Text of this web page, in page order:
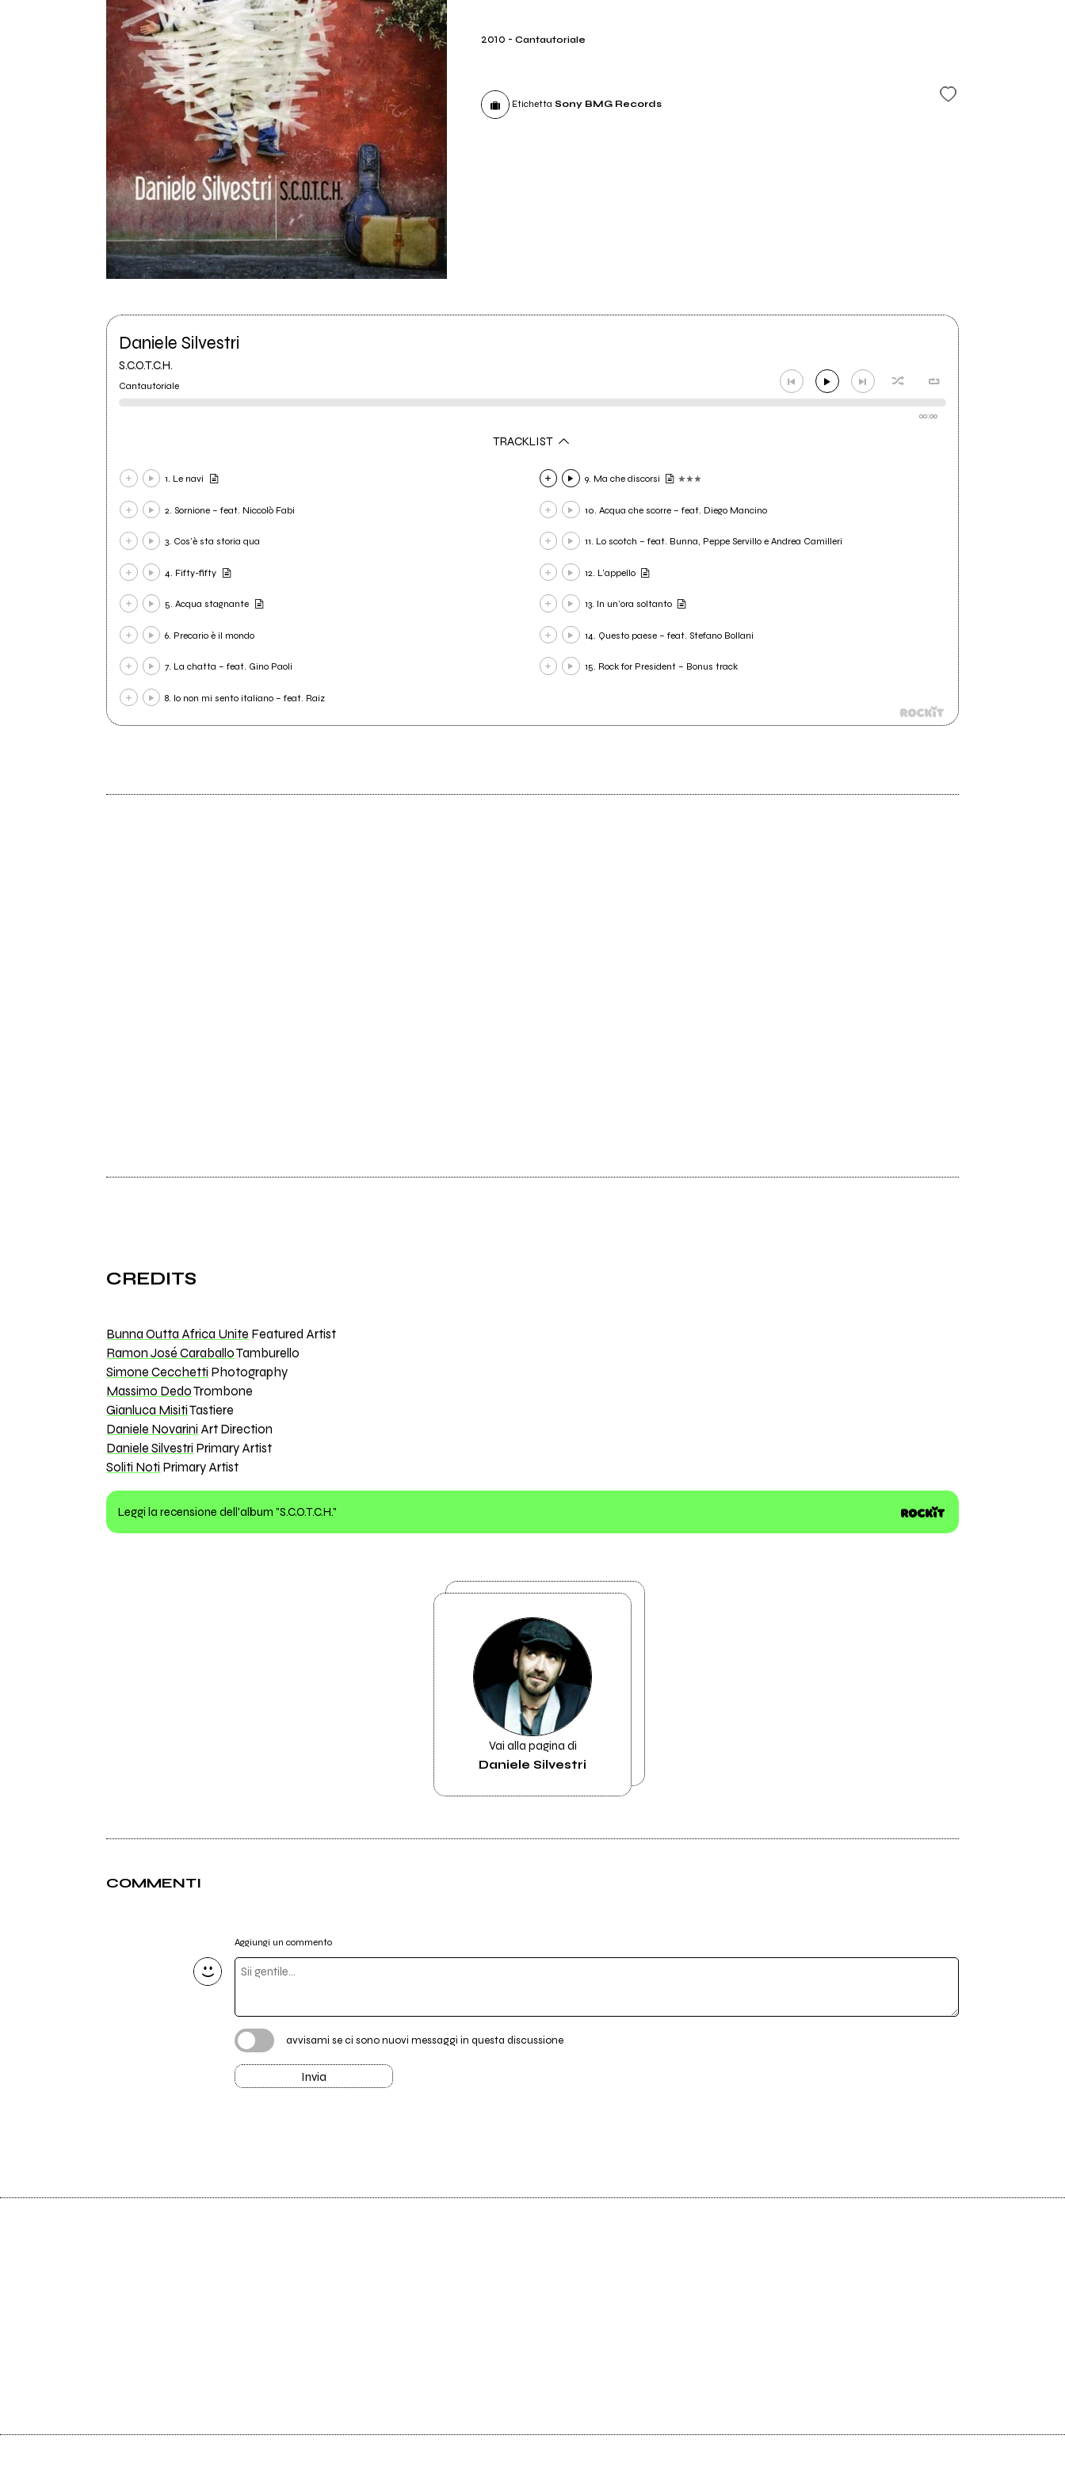
2010 -Cantautoriale
Etichetta Sony BMG Records
Daniele Silvestri
S.C.O.T.C.H.
Cantautoriale
00:00
TRACKLIST
1. Le navi
2. Sornione – feat. Niccolò Fabi
3. Cos'è sta storia qua
4. Fifty-fifty
5. Acqua stagnante
6. Precario è il mondo
7. La chatta – feat. Gino Paoli
8. Io non mi sento italiano – feat. Raiz
9. Ma che discorsi
10. Acqua che scorre – feat. Diego Mancino
11. Lo scotch – feat. Bunna, Peppe Servillo e Andrea Camilleri
12. L'appello
13. In un'ora soltanto
14. Questo paese – feat. Stefano Bollani
15. Rock for President – Bonus track
CREDITS
Bunna Outta Africa Unite Featured Artist
Ramon José CaraballoTamburello
Simone Cecchetti Photography
Massimo DedoTrombone
Gianluca MisitiTastiere
Daniele Novarini Art Direction
Daniele Silvestri Primary Artist
Soliti Noti Primary Artist
Leggi la recensione dell'album "S.C.O.T.C.H."
Vai alla pagina di
Daniele Silvestri
COMMENTI
Aggiungi un commento
avvisami se ci sono nuovi messaggi in questa discussione
Invia